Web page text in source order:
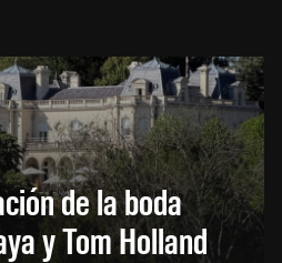
de la boda
y Tom Holland